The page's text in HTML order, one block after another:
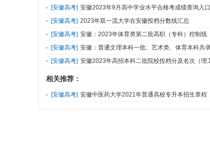
[安徽高考] 安徽2023年9月高中学业水平合格考成绩查询入口
http://cx.ahzsks.cn
[安徽高考] 2023年双一流大学在安徽投档分数线汇总
[安徽高考] 安徽：2023年体育类第二批高职（专科）控制线
[安徽高考] 安徽：普通文理本科一批、艺术类、体育本科共
[安徽高考] 安徽2023年高招本科二批院校投档分及名次（理
相关推荐：
[安徽高考] 安徽中医药大学2021年普通高校专升本招生章程